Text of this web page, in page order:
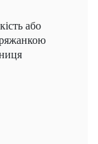
або